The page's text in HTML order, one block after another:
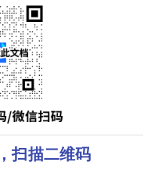
扫描二维码